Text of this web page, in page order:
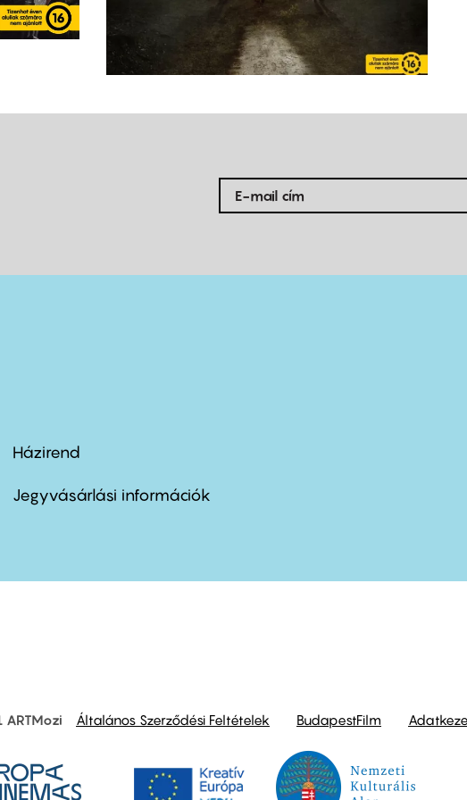
Footer
menu
Házirend
Jegyvásárlási információk
ARTMozi Általános Szerződési Feltételek BudapestFilm